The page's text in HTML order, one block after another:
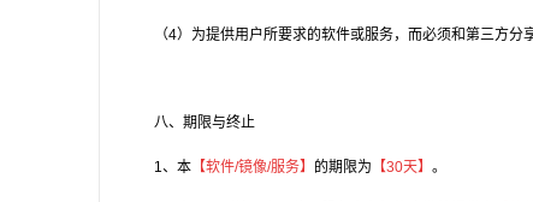
（4）为提供用户所要求的软件或服务，而必须和第三方分
八、期限与终止
1、本 【软件/镜像/服务】 的期限为 【30天】 。